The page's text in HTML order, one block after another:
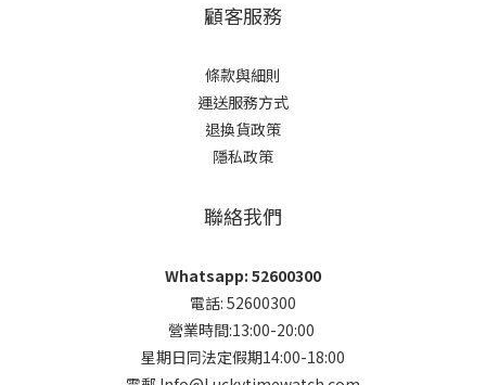
顧客服務
條款與細則
運送服務方式
退換貨政策
隱私政策
聯絡我們
Whatsapp: 52600300
電話: 52600300
營業時間:13:00-20:00
星期日同法定假期14:00-18:00